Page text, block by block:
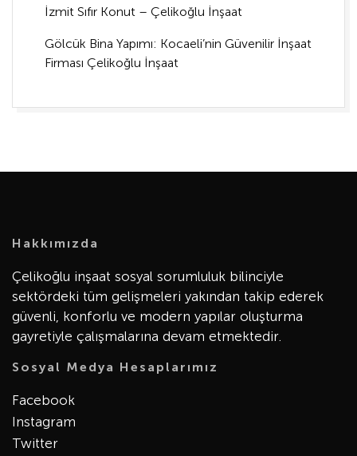
İzmit Sıfır Konut – Çelikoğlu İnşaat
Gölcük Bina Yapımı: Kocaeli’nin Güvenilir İnşaat
Firması Çelikoğlu İnşaat
Hakkımızda
Çelikoğlu inşaat sosyal sorumluluk bilinciyle
sektördeki tüm gelişmeleri yakından takip ederek
güvenli, konforlu ve modern yapılar oluşturma
gayretiyle çalışmalarına devam etmektedir.
Sosyal Medya Hesaplarımız
Facebook
Instagram
Twitter